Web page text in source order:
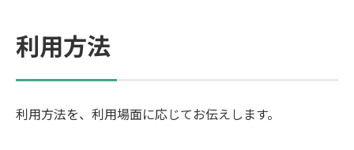
利用方法
利用方法を、利用場面に応じてお伝えします。